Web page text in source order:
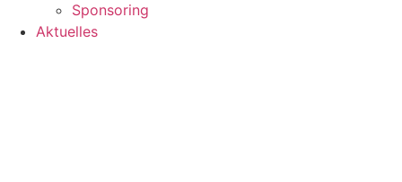
Sponsoring
Aktuelles